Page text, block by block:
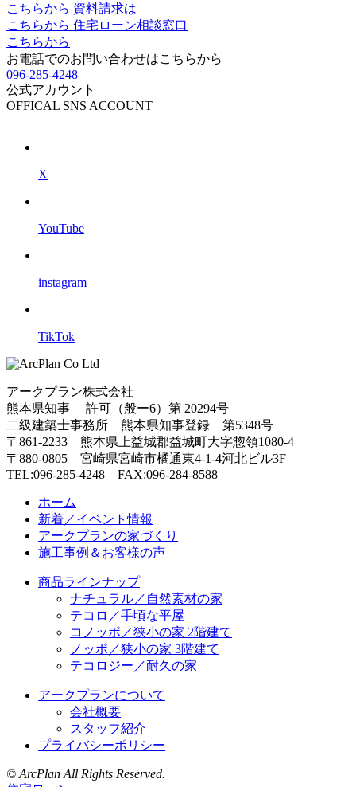
こちらから 資料請求は
こちらから 住宅ローン相談窓口
こちらから
お電話でのお問い合わせはこちらから
096-285-4248
公式アカウント
OFFICAL SNS ACCOUNT
X
YouTube
instagram
TikTok
アークプラン株式会社
熊本県知事 許可（般ー6）第 20294号
二級建築士事務所 熊本県知事登録 第5348号
〒861-2233
熊本県上益城郡益城町大字惣領1080-4
〒880-0805
宮崎県宮崎市橘通東4-1-4河北ビル3F
TEL:096-285-4248 FAX:096-284-8588
ホーム
新着／イベント情報
アークプランの家づくり
施工事例＆お客様の声
商品ラインナップ
ナチュラル／自然素材の家
テコロ／手頃な平屋
コノッポ／狭小の家 2階建て
ノッポ／狭小の家 3階建て
テコロジー／耐久の家
アークプランについて
会社概要
スタッフ紹介
プライバシーポリシー
© ArcPlan All Rights Reserved.